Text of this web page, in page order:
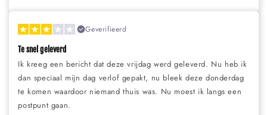
Geverifieerd
Te snel geleverd
Ik kreeg een bericht dat deze vrijdag werd geleverd. Nu heb ik
dan speciaal mijn dag verlof gepakt, nu bleek deze donderdag
te komen waardoor niemand thuis was. Nu moest ik langs een
postpunt gaan.